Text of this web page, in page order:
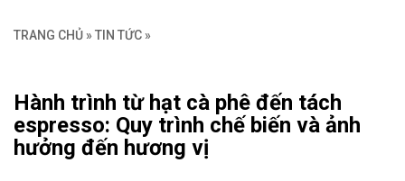
TRANG CHỦ » TIN TỨC »
Hành trình từ hạt cà phê đến tách
espresso: Quy trình chế biến và ảnh
hưởng đến hương vị